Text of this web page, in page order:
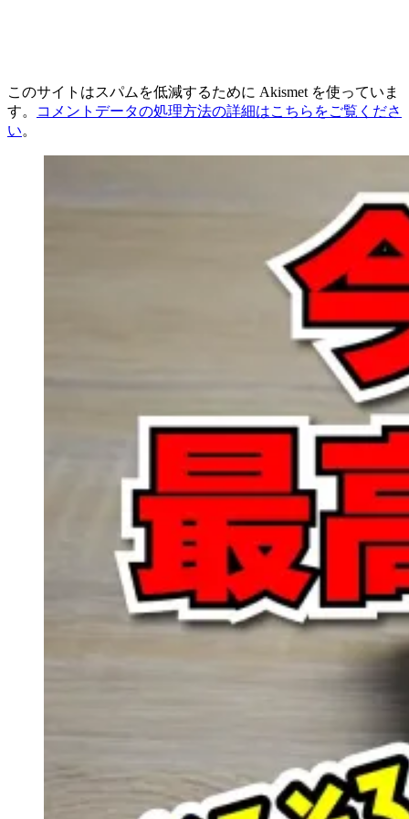
このサイトはスパムを低減するために Akismet を使っていま
す。
コメントデータの処理方法の詳細はこちらをご覧くださ
い。